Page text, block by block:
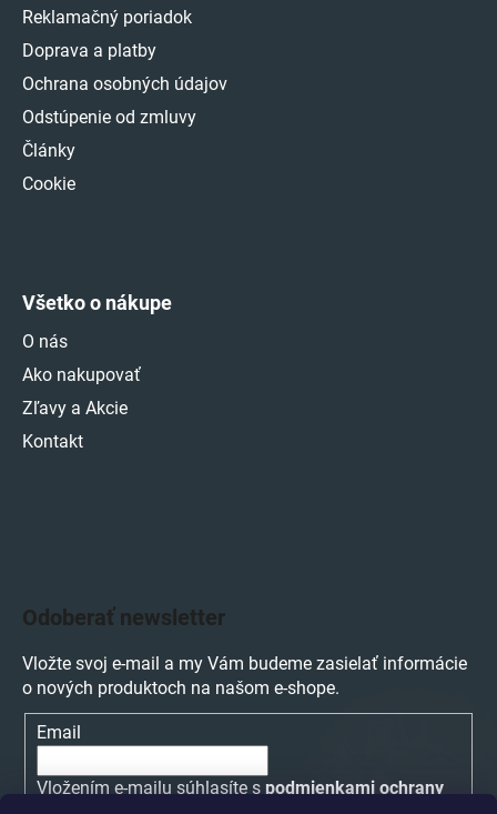
Reklamačný poriadok
Doprava a platby
Ochrana osobných údajov
Odstúpenie od zmluvy
Články
Cookie
Všetko o nákupe
O nás
Ako nakupovať
Zľavy a Akcie
Kontakt
Odoberať newsletter
Vložte svoj e-mail a my Vám budeme zasielať informácie
o nových produktoch na našom e-shope.
Email
Vložením e-mailu súhlasíte s podmienkami ochrany